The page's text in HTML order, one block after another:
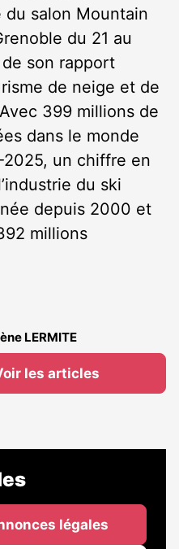
salon Mountain
du 21 au
son rapport
de neige et de
399 millions de
dans le monde
un chiffre en
du ski
depuis 2000 et
millions
LERMITE
les articles
légales